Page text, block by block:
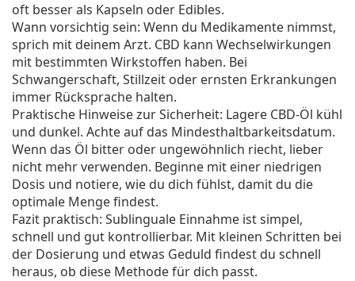
oft besser als Kapseln oder Edibles.
Wann vorsichtig sein: Wenn du Medikamente nimmst,
sprich mit deinem Arzt. CBD kann Wechselwirkungen
mit bestimmten Wirkstoffen haben. Bei
Schwangerschaft, Stillzeit oder ernsten Erkrankungen
immer Rücksprache halten.
Praktische Hinweise zur Sicherheit: Lagere CBD-Öl kühl
und dunkel. Achte auf das Mindesthaltbarkeitsdatum.
Wenn das Öl bitter oder ungewöhnlich riecht, lieber
nicht mehr verwenden. Beginne mit einer niedrigen
Dosis und notiere, wie du dich fühlst, damit du die
optimale Menge findest.
Fazit praktisch: Sublinguale Einnahme ist simpel,
schnell und gut kontrollierbar. Mit kleinen Schritten bei
der Dosierung und etwas Geduld findest du schnell
heraus, ob diese Methode für dich passt.